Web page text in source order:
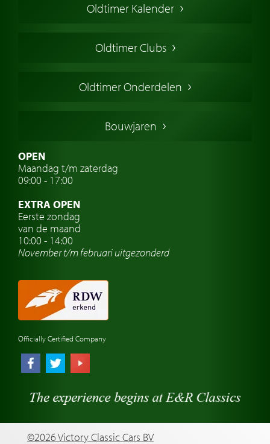
Amerikaanse oldtimers
Franse oldtimers
Zweedse oldtimers
Oldtimer verzekering
Oldtimer reizen
Oldtimerwerkplaats
Automerk horloges
Classic cars Nederland
Oldtimer Kalender
Oldtimer Clubs
Oldtimer Onderdelen
Bouwjaren
OPEN
Maandag t/m zaterdag
09:00 - 17:00
EXTRA OPEN
Eerste zondag
van de maand
10:00 - 14:00
November t/m februariuitgezonderd
Officially Certified Company
©2026 Victory Classic Cars BV